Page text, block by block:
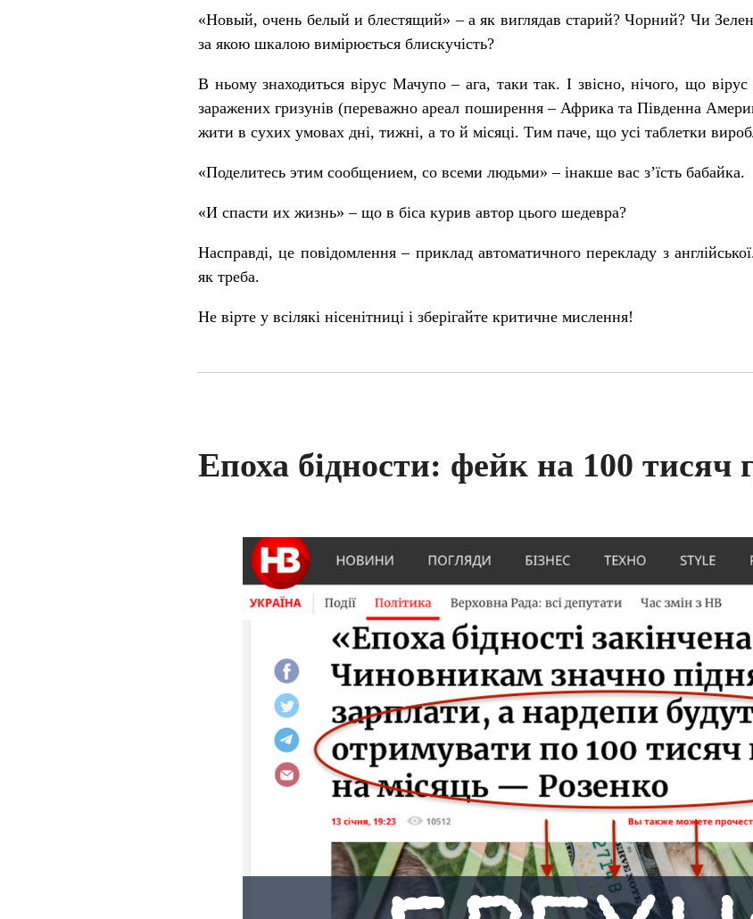
«Новый, очень белый и блестящий» – а як виглядав старий? Чорний? Чи
за якою шкалою вимірюється блискучість?
В ньому знаходиться вірус Мачупо – ага, таки так. І звісно, нічого, що вірус
заражених гризунів (переважно ареал поширення – Африка та Південна
жити в сухих умовах дні, тижні, а то й місяці. Тим паче, що усі таблетки
«Поделитесь этим сообщением, со всеми людьми» – інакше вас з’їсть бабайка.
«И спасти их жизнь» – що в біса курив автор цього шедевра?
Насправді, це повідомлення – приклад автоматичного перекладу з
як треба.
Не вірте у всілякі нісенітниці і зберігайте критичне мислення!
Епоха бідности: фейк на 100 тисяч